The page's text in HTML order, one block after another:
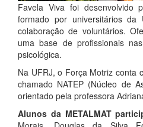
Favela Viva foi desenvolvido
formado por universitários
colaboração de voluntários.
uma base de profissionais
psicológica.
Na UFRJ, o Força Motriz conta
chamado NATEP (Núcleo de
orientado pela professora
Alunos da METALMAT